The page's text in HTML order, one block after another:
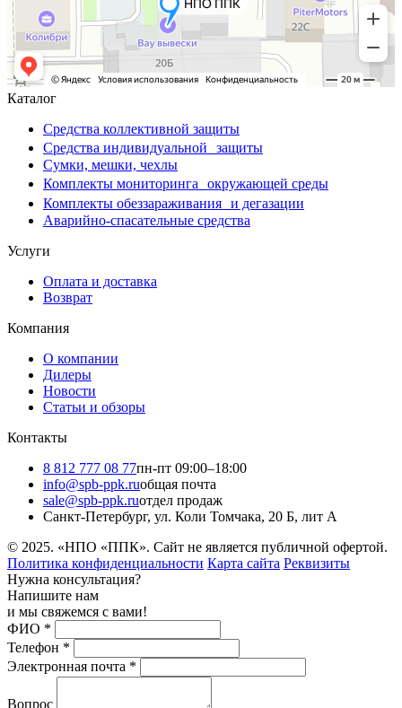
Каталог
Средства коллективной защиты
Средства индивидуальной защиты
Сумки, мешки, чехлы
Комплекты мониторинга окружающей среды
Комплекты обеззараживания и дегазации
Аварийно-спасательные средства
Услуги
Оплата и доставка
Возврат
Компания
О компании
Дилеры
Новости
Статьи и обзоры
Контакты
8 812 777 08 77пн-пт 09:00–18:00
info@spb-ppk.ruобщая почта
sale@spb-ppk.ruотдел продаж
Санкт-Петербург, ул. Коли Томчака, 20 Б, лит А
© 2025. «НПО «ППК». Сайт не является публичной офертой.
Политика конфиденциальности Карта сайта Реквизиты
Нужна консультация?
Напишите нам
и мы свяжемся с вами!
ФИО *
Телефон *
Электронная почта *
Вопрос